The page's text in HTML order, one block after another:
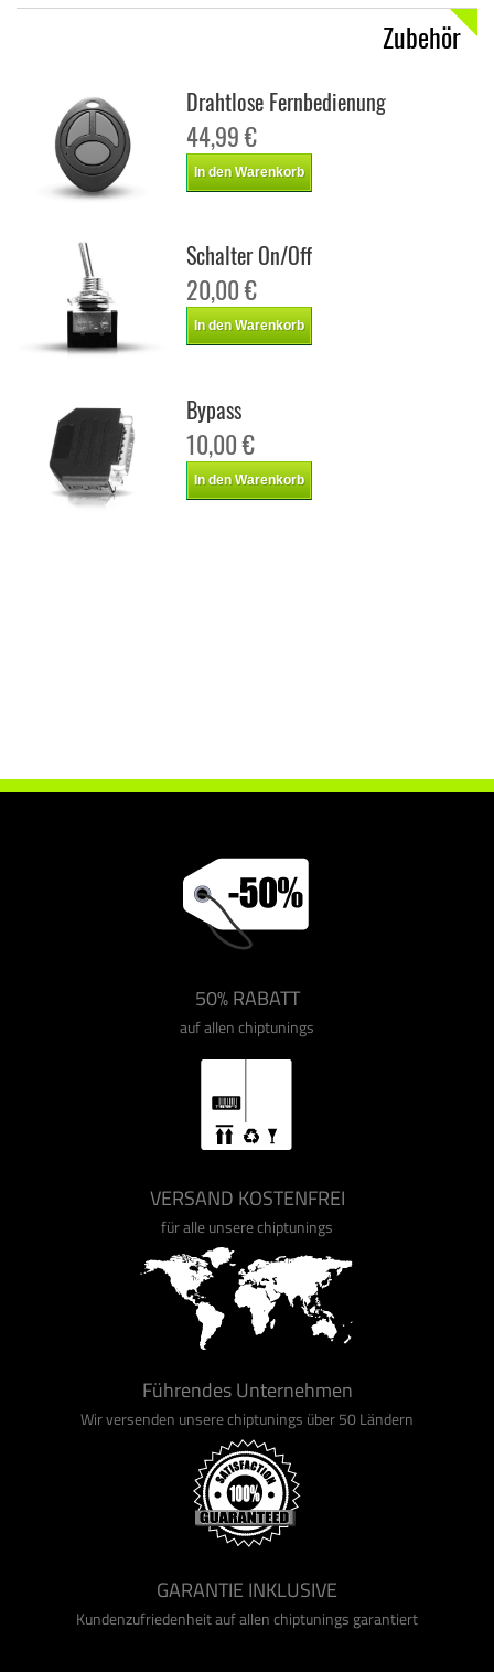
Zubehör
Drahtlose Fernbedienung
44,99 €
In den Warenkorb
Schalter On/Off
20,00 €
In den Warenkorb
Bypass
10,00 €
In den Warenkorb
50% RABATT
auf allen chiptunings
VERSAND KOSTENFREI
für alle unsere chiptunings
Führendes Unternehmen
Wir versenden unsere chiptunings über 50 Ländern
GARANTIE INKLUSIVE
Kundenzufriedenheit auf allen chiptunings garantiert